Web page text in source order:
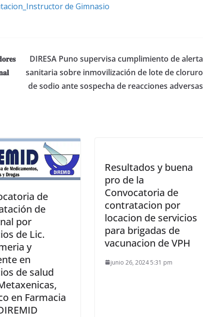
de Gimnasio
DIRESA Puno supervisa cumplimiento de alerta
sanitaria sobre inmovilización de lote de cloruro
de sodio ante sospecha de reacciones adversas
de
de
por
de Lic.
y
en
de salud
en Farmacia
Resultados y buena
pro de la
Convocatoria de
contratacion por
locacion de servicios
para brigadas de
vacunacion de VPH
junio 26, 2024 5:31 pm